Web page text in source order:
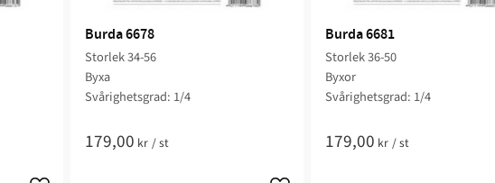
Burda 6678
Storlek 34-56
Byxa
Svårighetsgrad: 1/4
179,00 kr /st
Burda 6681
Storlek 36-50
Byxor
Svårighetsgrad: 1/4
179,00 kr /st